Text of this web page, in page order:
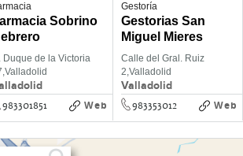
Sobrino
Duque de la Victoria
Valladolid
983301851 Web
Gestoría
Gestorias San
Miguel Mieres
Valladolid
Calle del Gral. Ruiz
2,Valladolid
983353012 Web